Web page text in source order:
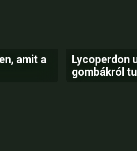
amit a
Lycoperdon
gombákról